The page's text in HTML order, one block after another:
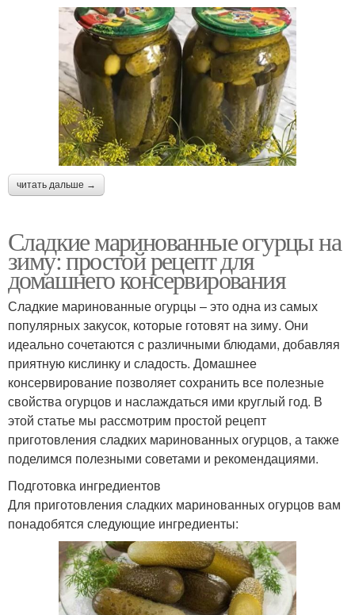
читать дальше →
Сладкие маринованные огурцы на
зиму: простой рецепт для
домашнего консервирования
Сладкие маринованные огурцы – это одна из самых
популярных закусок, которые готовят на зиму. Они
идеально сочетаются с различными блюдами, добавляя
приятную кислинку и сладость. Домашнее
консервирование позволяет сохранить все полезные
свойства огурцов и наслаждаться ими круглый год. В
этой статье мы рассмотрим простой рецепт
приготовления сладких маринованных огурцов, а также
поделимся полезными советами и рекомендациями.
Подготовка ингредиентов
Для приготовления сладких маринованных огурцов вам
понадобятся следующие ингредиенты: